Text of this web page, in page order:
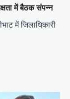
में बैठक संपन्न
में जिलाधिकारी